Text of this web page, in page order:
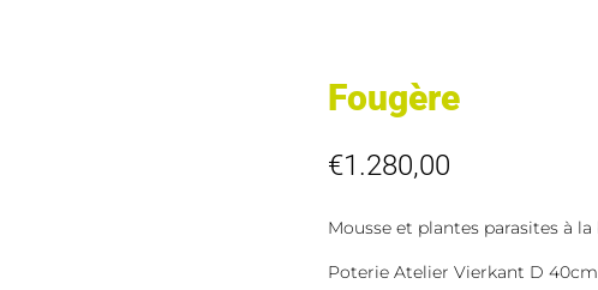
Fougère
€1.280,00
Mousse et plantes parasites à
Poterie Atelier Vierkant D 40cm